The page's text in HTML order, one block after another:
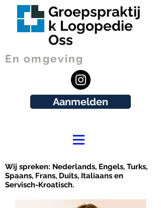
Groepspraktij
k Logopedie
Oss
En omgeving
Aanmelden
Wij spreken: Nederlands, Engels, Turks,
Spaans, Frans, Duits, Italiaans en
Servisch-Kroatisch.